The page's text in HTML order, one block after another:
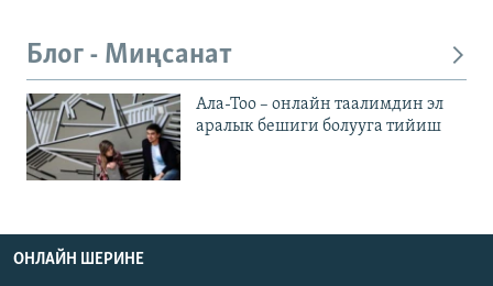
Блог - Миңсанат
Ала-Тоо – онлайн таалимдин эл
аралык бешиги болууга тийиш
ОНЛАЙН ШЕРИНЕ